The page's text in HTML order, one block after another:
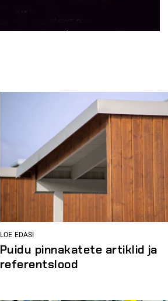
LOE EDASI
Puidu pinnakatete artiklid ja
referentslood